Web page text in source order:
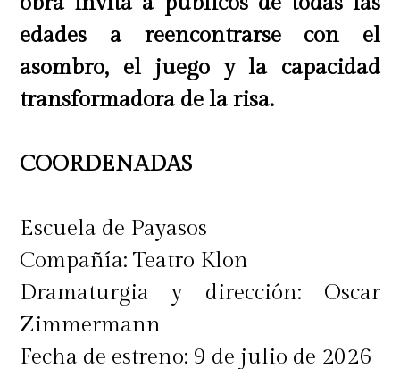
comentó Tamara Reyes, editora de
Calcetines Animados.
Invisible"
Autor/a: Francisca Bravo (autora e
ilustradora)
Una niña se escabulle dentro de un
edificio teatral y descubre los oficios
edades a reencontrarse con el
asombro, el juego y la capacidad
transformadora de la risa.
COORDENADAS
Escuela de Payasos
Compañía: Teatro Klon
Dramaturgia y dirección: Oscar
Zimmermann
Fecha de estreno: 9 de julio de 2026